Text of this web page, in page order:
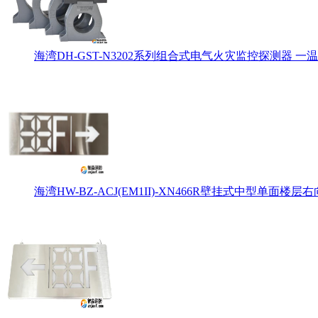
海湾DH-GST-N3202系列组合式电气火灾监控探测器 一温
海湾HW-BZ-ACJ(EM1II)-XN466R壁挂式中型单面楼层右